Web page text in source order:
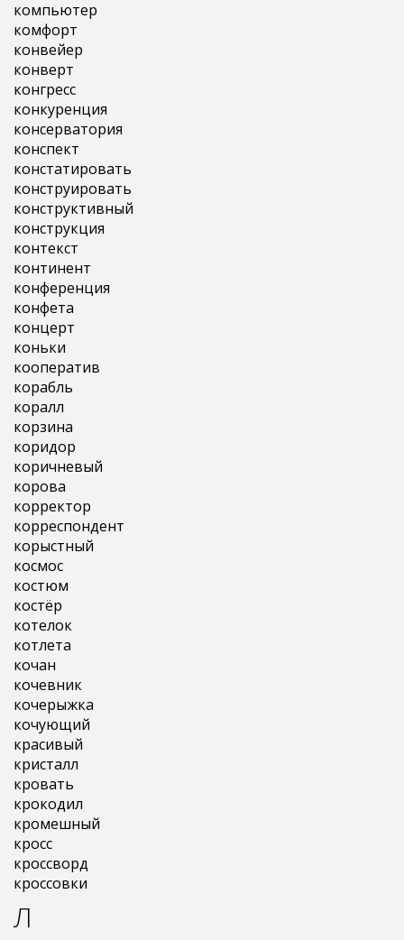
компьютер
комфорт
конвейер
конверт
конгресс
конкуренция
консерватория
конспект
констатировать
конструировать
конструктивный
конструкция
контекст
континент
конференция
конфета
концерт
коньки
кооператив
корабль
коралл
корзина
коридор
коричневый
корова
корректор
корреспондент
корыстный
космос
костюм
костёр
котелок
котлета
кочан
кочевник
кочерыжка
кочующий
красивый
кристалл
кровать
крокодил
кромешный
кросс
кроссворд
кроссовки
Л